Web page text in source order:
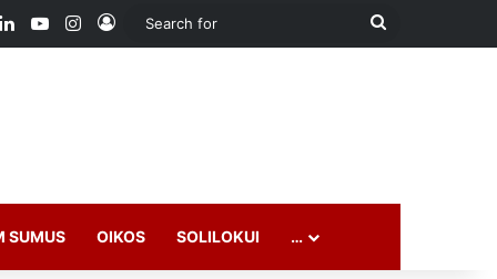
LinkedInYouTubeInstagram
Log In
Search
SUMUS OIKOS SOLILOKUI …